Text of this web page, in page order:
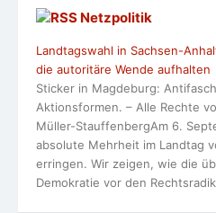
Netzpolitik
Landtagswahl in Sachsen-
die autoritäre Wende aufhalten
Sticker in Magdeburg:
Aktionsformen. – Alle Rechte
Müller-StauffenbergAm 6.
absolute Mehrheit im Landtag
erringen. Wir zeigen, wie die
Demokratie vor den